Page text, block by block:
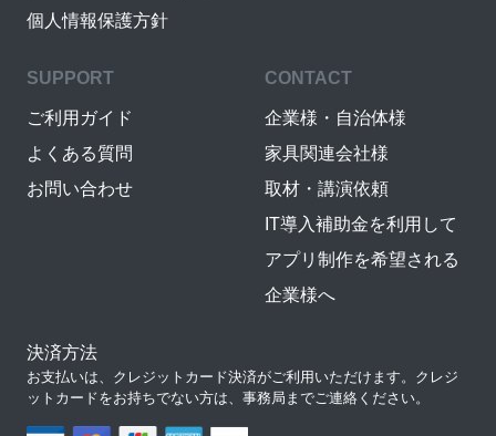
個人情報保護方針
SUPPORT
ご利用ガイド
よくある質問
お問い合わせ
CONTACT
企業様・自治体様
家具関連会社様
取材・講演依頼
IT導入補助金を利用して
アプリ制作を希望される
企業様へ
決済方法
お支払いは、クレジットカード決済がご利用いただけます。クレジ
ットカードをお持ちでない方は、事務局までご連絡ください。